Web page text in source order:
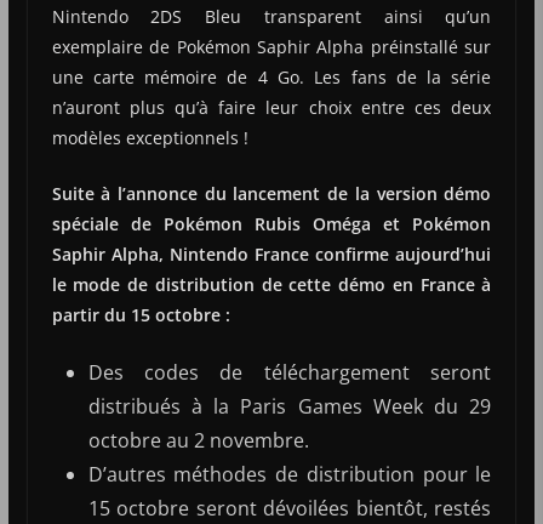
Nintendo 2DS Bleu transparent ainsi qu’un
exemplaire de Pokémon Saphir Alpha préinstallé sur
une carte mémoire de 4 Go. Les fans de la série
n’auront plus qu’à faire leur choix entre ces deux
modèles exceptionnels !
Suite à l’annonce du lancement de la version démo
spéciale de Pokémon Rubis Oméga et Pokémon
Saphir Alpha, Nintendo France confirme aujourd’hui
le mode de distribution de cette démo en France à
partir du 15 octobre :
Des codes de téléchargement seront
distribués à la Paris Games Week du 29
octobre au 2 novembre.
D’autres méthodes de distribution pour le
15 octobre seront dévoilées bientôt, restés